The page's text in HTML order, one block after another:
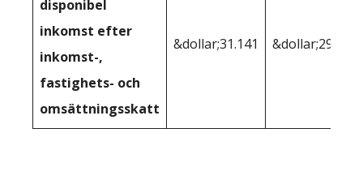
disponibel
inkomst efter
inkomst-,
fastighets- och
omsättningsskatt
&dollar;31.141 &dollar;29.610